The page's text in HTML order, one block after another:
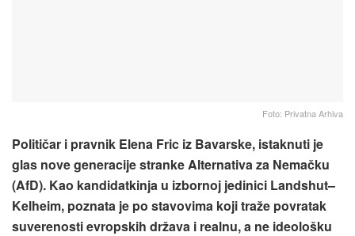
Foto: Privatna Arhiva
Političar i pravnik Elena Fric iz Bavarske, istaknuti je
glas nove generacije stranke Alternativa za Nemačku
(AfD). Kao kandidatkinja u izbornoj jedinici Landshut–
Kelheim, poznata je po stavovima koji traže povratak
suverenosti evropskih država i realnu, a ne ideološku